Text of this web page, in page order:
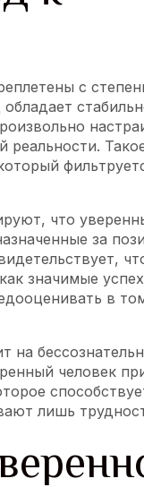
с
что
за
значимые
в
на
человек
лишь